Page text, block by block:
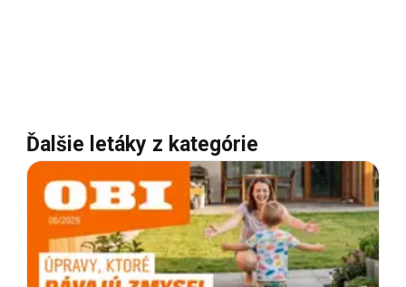
Ďalšie letáky z kategórie